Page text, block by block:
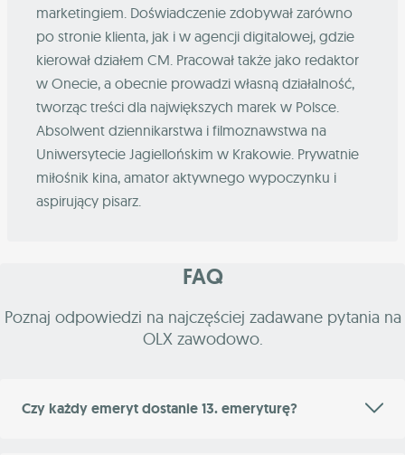
marketingiem. Doświadczenie zdobywał zarówno
po stronie klienta, jak i w agencji digitalowej, gdzie
kierował działem CM. Pracował także jako redaktor
w Onecie, a obecnie prowadzi własną działalność,
tworząc treści dla największych marek w Polsce.
Absolwent dziennikarstwa i filmoznawstwa na
Uniwersytecie Jagiellońskim w Krakowie. Prywatnie
miłośnik kina, amator aktywnego wypoczynku i
aspirujący pisarz.
FAQ
Poznaj odpowiedzi na najczęściej zadawane pytania na
OLX zawodowo.
Czy każdy emeryt dostanie 13. emeryturę?